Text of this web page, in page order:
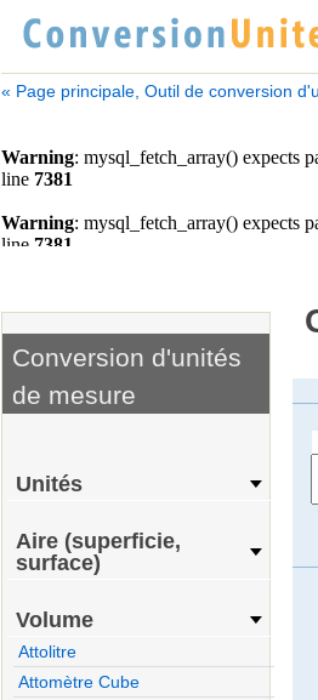
« Page principale, Outil de conversion
Conversion d'unités
de mesure
Unités
Aire (superficie,
surface)
Volume
Attolitre
Attomètre Cube